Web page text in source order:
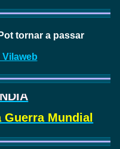
tornar a passar
Vilaweb
Mundial